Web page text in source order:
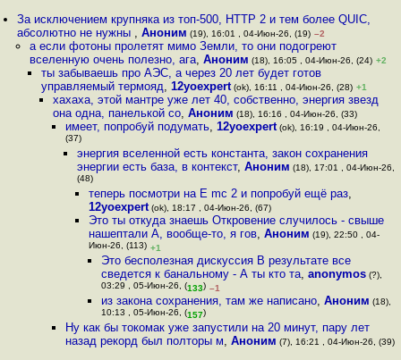
За исключением крупняка из топ-500, HTTP 2 и тем более QUIC,
абсолютно не нужны ,Аноним (19), 16:01 , 04-Июн-26, (19) –2
а если фотоны пролетят мимо Земли, то они подогреют
вселенную очень полезно, ага, Аноним (18), 16:05 , 04-Июн-26, (24) +2
ты забываешь про АЭС, а через 20 лет будет готов
управляемый термояд, 12yoexpert(ok), 16:11 , 04-Июн-26, (28) +1
хахаха, этой мантре уже лет 40, собственно, энергия звезд
она одна, панелькой со,Аноним (18), 16:16 , 04-Июн-26, (33)
имеет, попробуй подумать, 12yoexpert(ok), 16:19 , 04-Июн-26,
(37)
энергия вселенной есть константа, закон сохранения
энергии есть база, в контекст, Аноним (18), 17:01 , 04-Июн-26,
(48)
теперь посмотри на E mc 2 и попробуй ещё раз,
12yoexpert (ok), 18:17 , 04-Июн-26, (67)
Это ты откуда знаешь Откровение случилось - свыше
нашептали А, вообще-то, я гов,Аноним (19), 22:50 , 04-
Июн-26, (113) +1
Это бесполезная дискуссия В результате все
сведется к банальному - А ты кто та, anonymos(?),
03:29 , 05-Июн-26, (133) –1
из закона сохранения, там же написано, Аноним (18),
10:13 , 05-Июн-26, (157)
Ну как бы токомак уже запустили на 20 минут, пару лет
назад рекорд был полторы м, Аноним (7), 16:21 , 04-Июн-26, (39)